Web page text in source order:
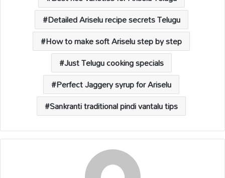
p k k
Detailed Ariselu recipe secrets Telugu
How to make soft Ariselu step by step
Just Telugu cooking specials
Perfect Jaggery syrup for Ariselu
Sankranti traditional pindi vantalu tips